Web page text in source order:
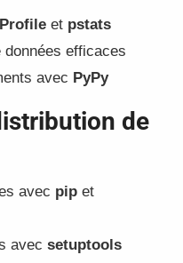
et pstats
efficaces
avec PyPy
de
avec pipet
avec setuptools